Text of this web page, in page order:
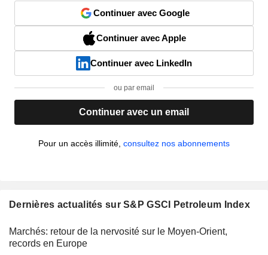
Continuer avec Google
Continuer avec Apple
Continuer avec LinkedIn
ou par email
Continuer avec un email
Pour un accès illimité, consultez nos abonnements
Dernières actualités sur S&P GSCI Petroleum Index
Marchés: retour de la nervosité sur le Moyen-Orient,
records en Europe